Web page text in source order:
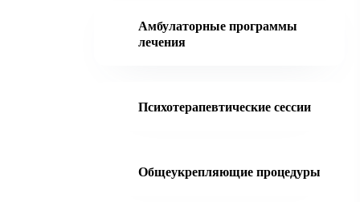
Амбулаторные программы
лечения
Психотерапевтические сессии
Общеукрепляющие процедуры